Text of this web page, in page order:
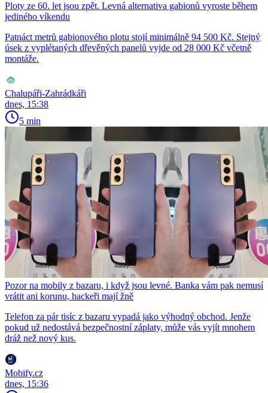
Ploty ze 60. let jsou zpět. Levná alternativa gabionů vyroste během
jediného víkendu
Patnáct metrů gabionového plotu stojí minimálně 94 500 Kč. Stejný
úsek z vyplétaných dřevěných panelů vyjde od 28 000 Kč včetně
montáže.
Chalupáři-Zahrádkáři
dnes, 15:38
5 min
Pozor na mobily z bazaru, i když jsou levné. Banka vám pak nemusí
vrátit ani korunu, hackeři mají žně
Telefon za pár tisíc z bazaru vypadá jako výhodný obchod. Jenže
pokud už nedostává bezpečnostní záplaty, může vás vyjít mnohem
dráž než nový kus.
Mobify.cz
dnes, 15:36